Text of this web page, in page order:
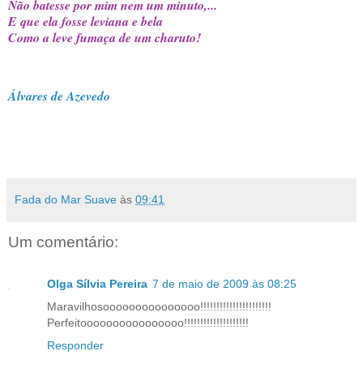
Não batesse por mim nem um minuto,...
E que ela fosse leviana e bela
Como a leve fumaça de um charuto!
Álvares de Azevedo
Fada do Mar Suave às 09:41
Um comentário:
Olga Sílvia Pereira 7 de maio de 2009 às 08:25
Maravilhosooooooooooooooo!!!!!!!!!!!!!!!!!!!!!!
Perfeitoooooooooooooooo!!!!!!!!!!!!!!!!!!!!
Responder